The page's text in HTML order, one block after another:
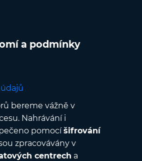
a podmínky
bereme vážně v
Nahrávání i
pomocíšifrování
zpracovávány v
centrech a